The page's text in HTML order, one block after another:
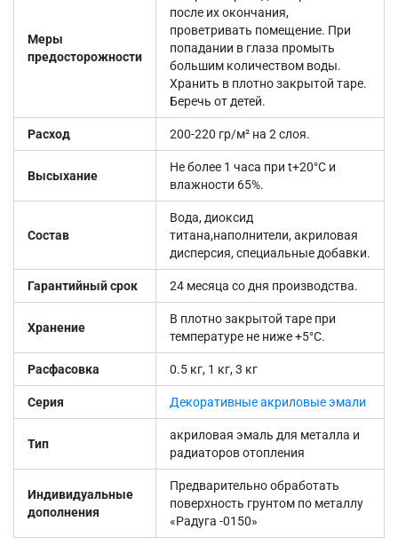
Меры
предосторожности
после их окончания,
проветривать помещение. При
попадании в глаза промыть
большим количеством воды.
Хранить в плотно закрытой таре.
Беречь от детей.
Расход 200-220 гр/м² на 2 слоя.
Высыхание
Не более 1 часа при t+20°С и
влажности 65%.
Состав
Вода, диоксид
титана,наполнители, акриловая
дисперсия, специальные добавки.
Гарантийный срок 24 месяца со дня производства.
Хранение
В плотно закрытой таре при
температуре не ниже +5°С.
Расфасовка 0.5 кг, 1 кг, 3 кг
Серия Декоративные акриловые эмали
Тип
акриловая эмаль для металла и
радиаторов отопления
Индивидуальные
дополнения
Предварительно обработать
поверхность грунтом по металлу
«Радуга -0150»